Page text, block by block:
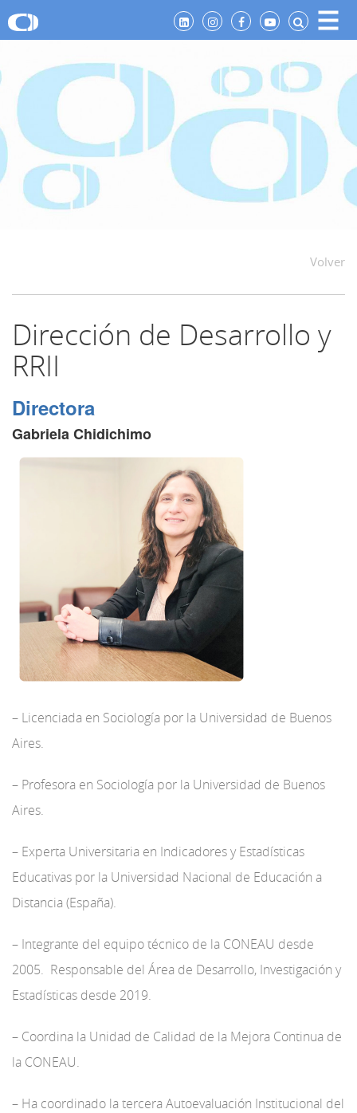
Volver
Dirección de Desarrollo y
RRII
Directora
Gabriela Chidichimo
– Licenciada en Sociología por la Universidad de Buenos
Aires.
– Profesora en Sociología por la Universidad de Buenos
Aires.
– Experta Universitaria en Indicadores y Estadísticas
Educativas por la Universidad Nacional de Educación a
Distancia (España).
– Integrante del equipo técnico de la CONEAU desde
2005. Responsable del Área de Desarrollo, Investigación y
Estadísticas desde 2019.
– Coordina la Unidad de Calidad de la Mejora Continua de
la CONEAU.
– Ha coordinado la tercera Autoevaluación Institucional del